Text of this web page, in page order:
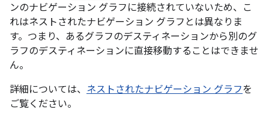
ンのナビゲーション グラフに接続されていないため、こ
れはネストされたナビゲーション グラフとは異なりま
す。つまり、あるグラフのデスティネーションから別のグ
ラフのデスティネーションに直接移動することはできませ
ん。
詳細については、 ネストされたナビゲーション グラフを
ご覧ください。